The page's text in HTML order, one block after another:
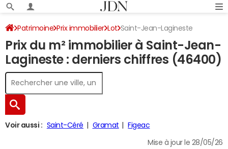
Patrimoine Prix immobilier Lot Saint-Jean-Lagineste
Prix du m² immobilier à Saint-Jean-
Lagineste : derniers chiffres (46400)
Voir aussi : Saint-Céré Gramat Figeac
Mise à jour le 28/05/26